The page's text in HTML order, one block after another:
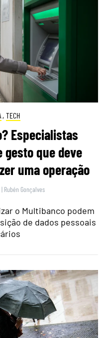
, TECH
Especialistas
que deve
uma operação
| Rubén Gonçalves
o Multibanco podem
de dados pessoais